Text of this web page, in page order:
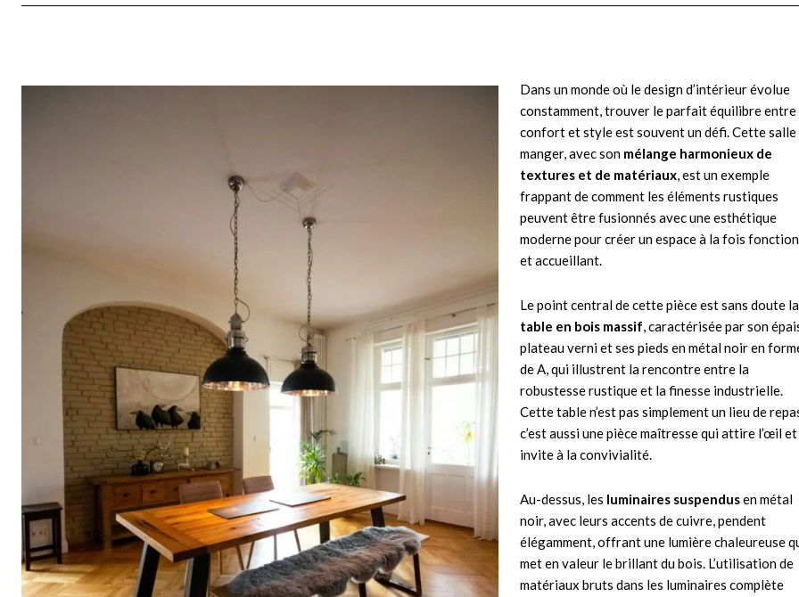
Dans un monde où le design d’intérieur évolue
constamment, trouver le parfait équilibre entre
confort et style est souvent un défi. Cette salle
manger, avec son mélange harmonieux de
textures et de matériaux, est un exemple
frappant de comment les éléments rustiques
peuvent être fusionnés avec une esthétique
moderne pour créer un espace à la fois
et accueillant.
Le point central de cette pièce est sans doute la
table en bois massif, caractérisée par son
plateau verni et ses pieds en métal noir en
de A, qui illustrent la rencontre entre la
robustesse rustique et la finesse industrielle.
Cette table n’est pas simplement un lieu de
c’est aussi une pièce maîtresse qui attire l’œil et
invite à la convivialité.
Au-dessus, les luminaires suspendusen métal
noir, avec leurs accents de cuivre, pendent
élégamment, offrant une lumière chaleureuse
met en valeur le brillant du bois. L’utilisation de
matériaux bruts dans les luminaires complète